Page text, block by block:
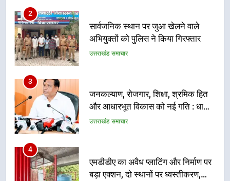
3
जनकल्याण, रोजगार, शिक्षा, श्रमिक हित
और आधारभूत विकास को नई गति : धामी
कैबिनेट के ऐतिहासिक फैसले
उत्तराखंड समाचार
4
एमडीडीए का अवैध प्लाटिंग और निर्माण पर
बड़ा एक्शन, दो स्थानों पर ध्वस्तीकरण,
मसूरी मार्ग पर अवैध निर्माण सील
उत्तराखंड समाचार
5
राष्ट्रीय हथकरघा दिवस पर मुख्यमंत्री
धामी ने उत्कृष्ट बुनकरों और हस्तशिल्प